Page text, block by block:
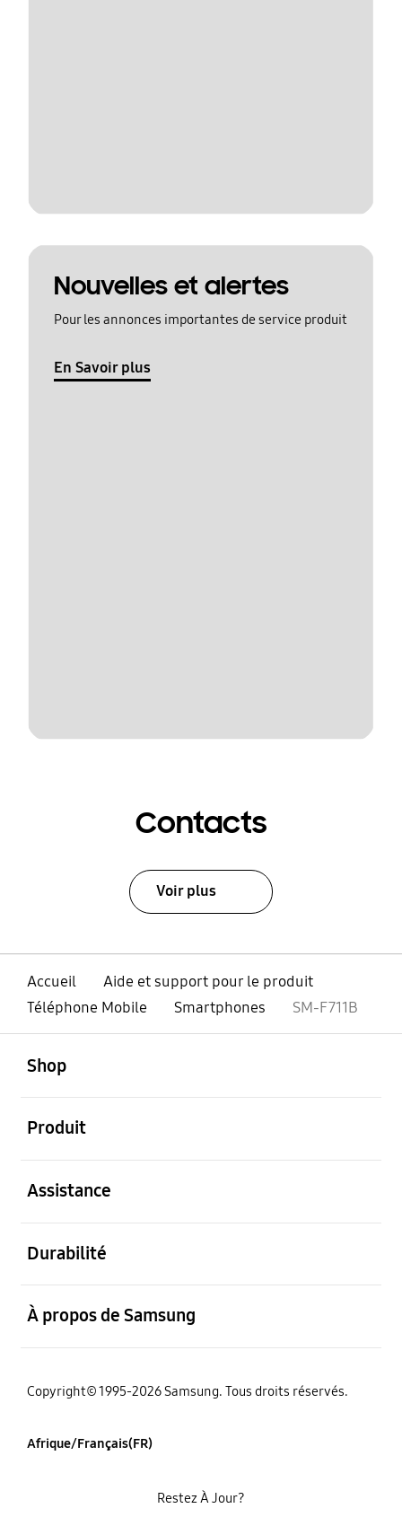
Nouvelles et alertes
Pour les annonces importantes de service produit
En Savoir plus
Contacts
Voir plus
Accueil
Aide et support pour le produit
Téléphone Mobile
Smartphones SM-F711B
Shop
Produit
Assistance
Durabilité
À propos de Samsung
Copyright© 1995-2026 Samsung. Tous droits réservés.
Afrique/Français(FR)
Restez À Jour?